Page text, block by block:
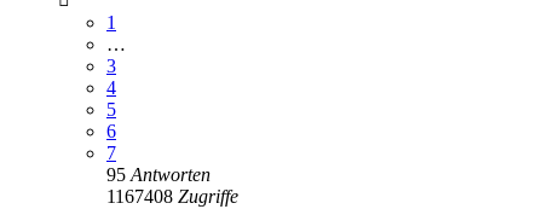
1
…
3
4
5
6
7
95 Antworten
1167408 Zugriffe